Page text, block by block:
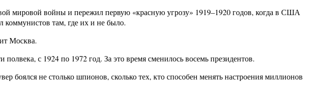
мировой войны и пережил первую «красную угрозу» 1919–1920 годов, когда в США
коммунистов там, где их и не было.
Москва.
с 1924 по 1972 год. За это время сменилось восемь президентов.
не столько шпионов, сколько тех, кто способен менять настроения миллионов